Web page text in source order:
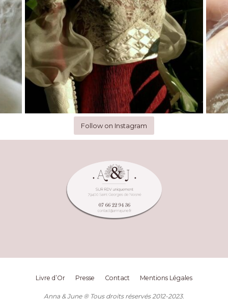
Follow on Instagram
Livre d’Or Presse Contact Mentions Légales
Anna & June ® Tous droits réservés 2012-2023.